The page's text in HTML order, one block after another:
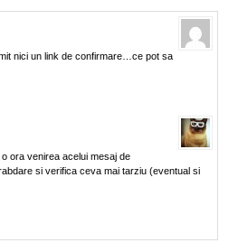
nici un link de confirmare…ce pot sa
ora venirea acelui mesaj de
si verifica ceva mai tarziu (eventual si